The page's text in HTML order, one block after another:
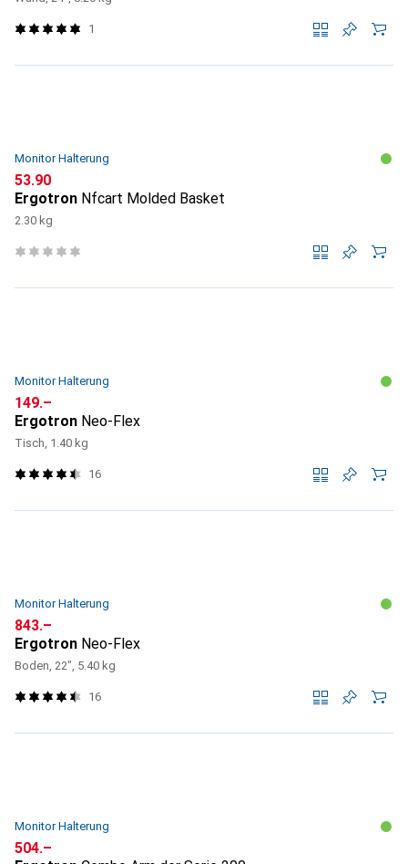
1
Monitor Halterung
CHF
53.90
Ergotron Nfcart Molded Basket
2.30 kg
Monitor Halterung
CHF
149.–
Ergotron Neo-Flex
Tisch, 1.40 kg
16
Monitor Halterung
CHF
843.–
Ergotron Neo-Flex
Boden, 22", 5.40 kg
16
Monitor Halterung
CHF
504.–